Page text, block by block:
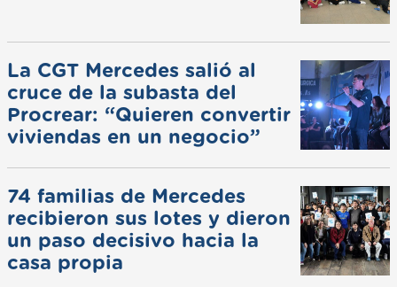
La CGT Mercedes salió al
cruce de la subasta del
Procrear: “Quieren convertir
viviendas en un negocio”
74 familias de Mercedes
recibieron sus lotes y dieron
un paso decisivo hacia la
casa propia